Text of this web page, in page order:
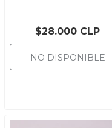
$28.000 CLP
NO DISPONIBLE